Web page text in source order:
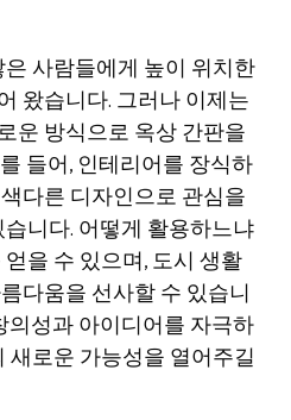
사람들에게 높이 위치한
왔습니다. 그러나 이제는
운 방식으로 옥상 간판을
들어, 인테리어를 장식하
다른 디자인으로 관심을
니다. 어떻게 활용하느냐
을 수 있으며, 도시 생활
다움을 선사할 수 있습니
의성과 아이디어를 자극하
새로운 가능성을 열어주길